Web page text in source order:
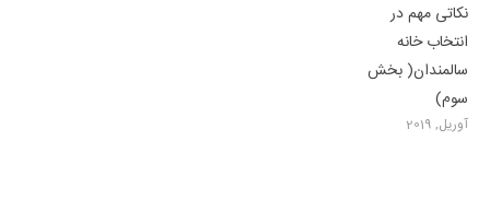
نکاتی مهم در
انتخاب خانه
سالمندان( بخش
سوم)
آوریل, 2019